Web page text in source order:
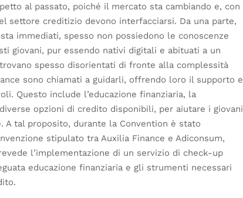
al passato, poiché il mercato sta cambiando e, con
creditizio devono interfacciarsi. Da una parte,
immediati, spesso non possiedono le conoscenze
giovani, pur essendo nativi digitali e abituati a un
spesso disorientati di fronte alla complessità
sono chiamati a guidarli, offrendo loro il supporto e
Questo include l’educazione finanziaria, la
opzioni di credito disponibili, per aiutare i giovani
tal proposito, durante la Convention è stato
stipulato tra Auxilia Finance e Adiconsum,
l’implementazione di un servizio di check-up
educazione finanziaria e gli strumenti necessari